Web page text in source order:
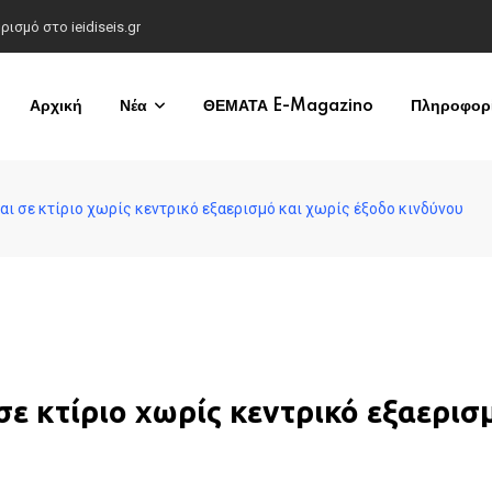
στο ieidiseis.gr
Αρχική Νέα ΘΕΜΑΤΑ E-Magazino
σε κτίριο χωρίς κεντρικό εξαερισμό και χωρίς έξοδο κινδύνου
χωρίς κεντρικό